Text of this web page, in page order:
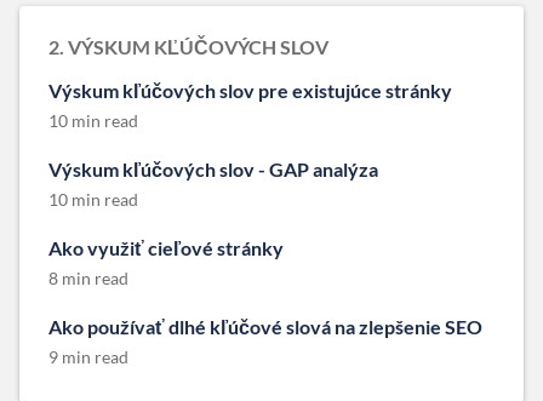
2. VÝSKUM KĽÚČOVÝCH SLOV
Výskum kľúčových slov pre existujúce stránky
10 min read
Výskum kľúčových slov - GAP analýza
10 min read
Ako využiť cieľové stránky
8 min read
Ako používať dlhé kľúčové slová na zlepšenie SEO
9 min read